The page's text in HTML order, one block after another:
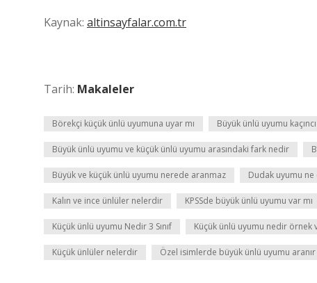
Kaynak: altinsayfalar.com.tr
Tarih: Makaleler
Börekçi küçük ünlü uyumuna uyar mı Büyük ünlü uyumu
Büyük ünlü uyumu ve küçük ünlü uyumu arasındaki fark nedir
Büyük ve küçük ünlü uyumu nerede aranmaz Dudak uyumu
Kalın ve ince ünlüler nelerdir KPSSde büyük ünlü uyumu var mı
Küçük ünlü uyumu Nedir 3 Sınıf Küçük ünlü uyumu nedir örnek
Küçük ünlüler nelerdir Özel isimlerde büyük ünlü uyumu aranır